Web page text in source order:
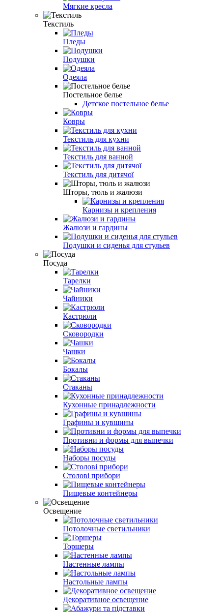
Мягкие кресла
Текстиль
Пледы
Подушки
Одеяла
Постельное белье
Детское постельное белье
Ковры
Текстиль для кухни
Текстиль для ванной
Текстиль для дитячої
Шторы, тюль и жалюзи
Карнизы и крепления
Жалюзи и гардины
Подушки и сиденья для стульев
Посуда
Тарелки
Чайники
Кастрюли
Сковородки
Чашки
Бокалы
Стаканы
Кухонные принадлежности
Графины и кувшины
Противни и формы для выпечки
Наборы посуды
Столові прибори
Пищевые контейнеры
Освещение
Потолочные светильники
Торшеры
Настенные лампы
Настольные лампы
Декоративное освещение